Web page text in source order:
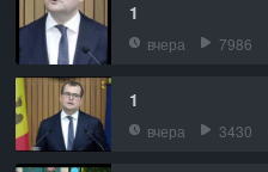
1
вчера 7986
1
вчера 3430